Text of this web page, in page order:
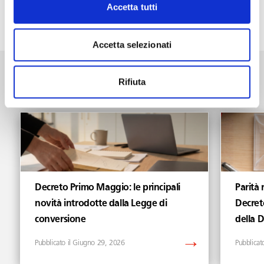
Accetta tutti
Accetta selezionati
Rifiuta
Decreto Primo Maggio: le principali
novità introdotte dalla Legge di
conversione
Giugno 29, 2026
Parità
della